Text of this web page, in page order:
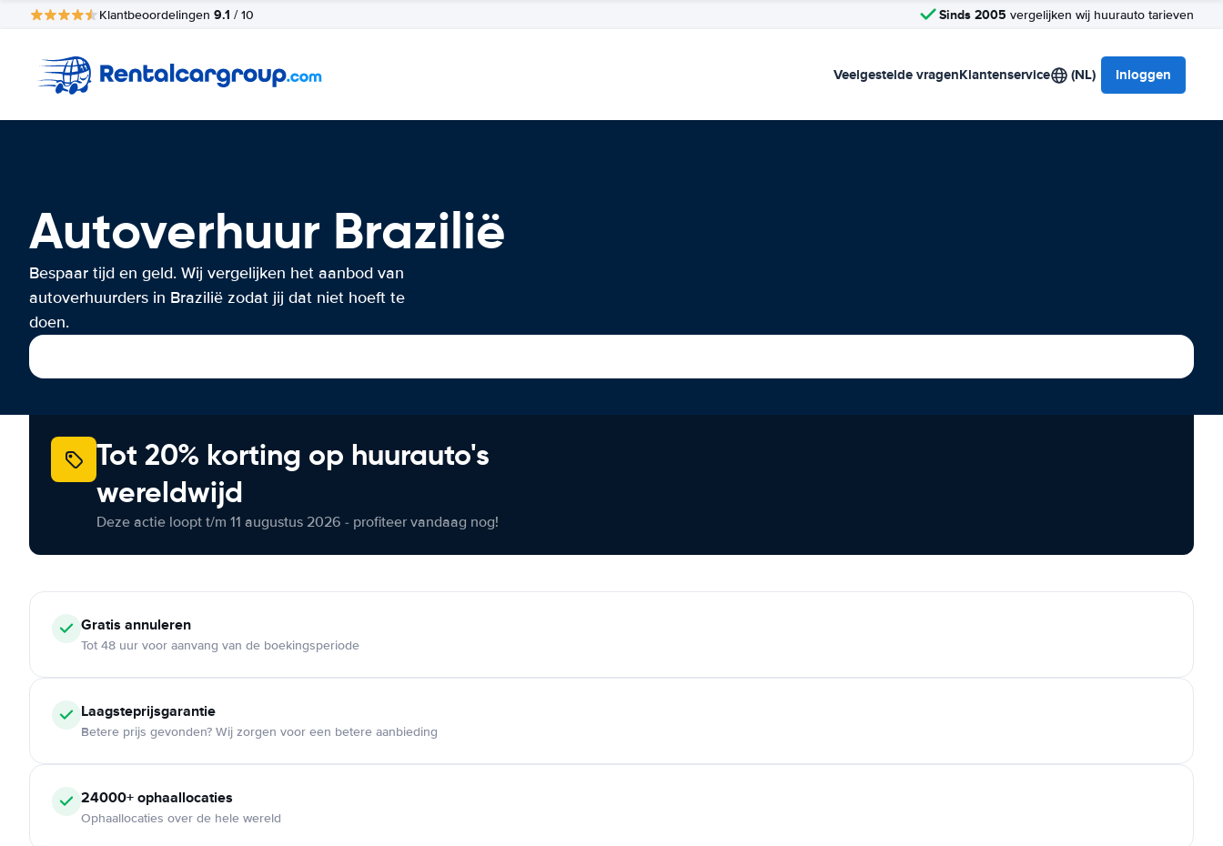
Klantbeoordelingen 9.1 / 10 Sinds 2005 vergelijken wij huurauto tarieven
Veelgestelde vragenKlantenservice (NL) Inloggen
Autoverhuur Brazilië
Bespaar tijd en geld. Wij vergelijken het aanbod van
autoverhuurders in Brazilië zodat jij dat niet hoeft te
doen.
Tot 20% korting op huurauto's
wereldwijd
Deze actie loopt t/m 11 augustus 2026 - profiteer vandaag nog!
Gratis annuleren
Tot 48 uur voor aanvang van de boekingsperiode
Laagsteprijsgarantie
Betere prijs gevonden? Wij zorgen voor een betere aanbieding
24000+ ophaallocaties
Ophaallocaties over de hele wereld